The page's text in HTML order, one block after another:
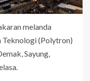
melanda
(Polytron)
Sayung,